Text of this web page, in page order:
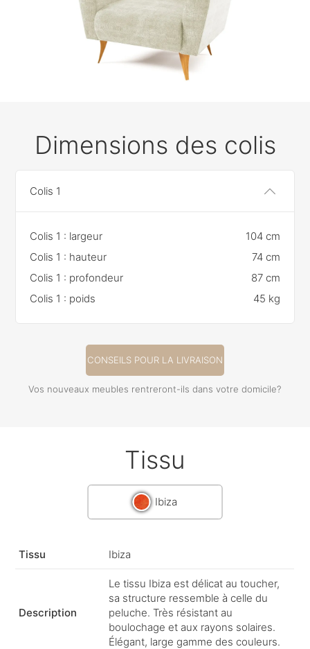
Dimensions des colis
Colis 1
Colis 1 : largeur
104 cm
Colis 1 : hauteur
74 cm
Colis 1 : profondeur
87 cm
Colis 1 : poids
45 kg
CONSEILS POUR LA LIVRAISON
Vos nouveaux meubles rentreront-ils dans votre domicile?
Tissu
Ibiza
Tissu Ibiza
Description
Le tissu Ibiza est délicat au toucher,
sa structure ressemble à celle du
peluche. Très résistant au
boulochage et aux rayons solaires.
Élégant, large gamme des couleurs.